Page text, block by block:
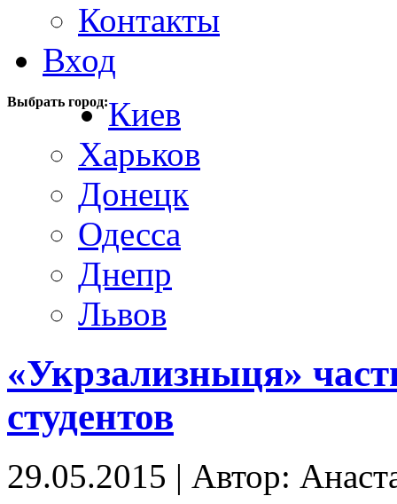
Контакты
Вход
Выбрать город:Киев
Харьков
Донецк
Одесса
Днепр
Львов
«Укрзализныця»
студентов
29.05.2015 | Автор: